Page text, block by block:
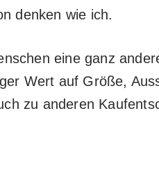
denken wie ich.
eine ganz
Wert auf Größe,
zu anderen